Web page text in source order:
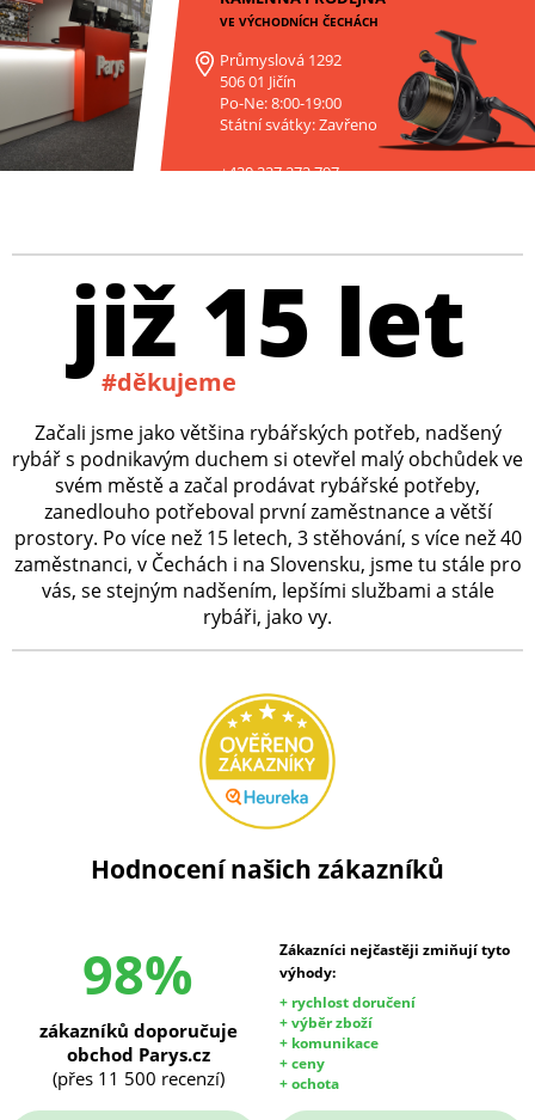
VE VÝCHODNÍCH ČECHÁCH
Průmyslová 1292
506 01 Jičín
Po-Ne: 8:00-19:00
Státní svátky: Zavřeno
+420 227 272 797
již 15 let
#děkujeme
Začali jsme jako většina rybářských potřeb, nadšený
rybář s podnikavým duchem si otevřel malý obchůdek ve
svém městě a začal prodávat rybářské potřeby,
zanedlouho potřeboval první zaměstnance a větší
prostory. Po více než 15 letech, 3 stěhování, s více než 40
zaměstnanci, v Čechách i na Slovensku, jsme tu stále pro
vás, se stejným nadšením, lepšími službami a stále
rybáři, jako vy.
Hodnocení našich zákazníků
98%
Zákazníci nejčastěji zmiňují tyto
výhody:
+ rychlost doručení
+ výběr zboží
+ komunikace
+ ceny
+ ochota
zákazníků doporučuje
obchod Parys.cz
(přes 11 500 recenzí)